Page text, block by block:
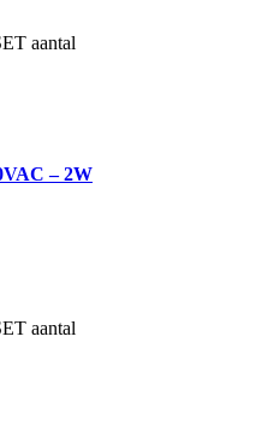
aantal
– 2W
aantal